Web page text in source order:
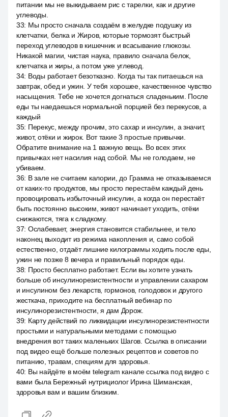
питании мы не выкидываем рис с тарелки, как и другие
углеводы.
33: Мы просто сначала создаём в желудке подушку из
клетчатки, белка и Жиров, которые тормозят быстрый
переход углеводов в кишечник и всасывание глюкозы.
Никакой магии, чистая наука, правило сначала белок,
клетчатка и жиры, а потом уже углевод.
34: Воды работает безотказно. Когда ты так питаешься на
завтрак, обед и ужин. У тебя хорошее, качественное чувство
насыщения. Тебе не хочется догнаться сладеньким. После
еды ты наедаешься нормальной порцией без перекусов, а
каждый
35: Перекус, между прочим, это сахар и инсулин, а значит,
живот, отёки и жирок. Вот такие 3 простые привычки.
Обратите внимание на 1 важную вещь. Во всех этих
привычках нет насилия над собой. Мы не голодаем, не
убиваем.
36: В зале не считаем калории, до Грамма не отказываемся
от каких-то продуктов, мы просто перестаём каждый день
провоцировать избыточный инсулин, а когда он перестаёт
быть постоянно высоким, живот начинает уходить, отёки
снижаются, тяга к сладкому.
37: Ослабевает, энергия становится стабильнее, и тело
наконец выходит из режима накопления и, само собой
естественно, отдаёт лишние килограммы ходить после еды,
ужин не позже 8 вечера и правильный порядок еды.
38: Просто бесплатно работает. Если вы хотите узнать
больше об инсулинорезистентности и управлении сахаром
и инсулином без лекарств, гормонов, голодовок и другого
жесткача, приходите на бесплатный вебинар по
инсулинорезистентности, я дам Дорож.
39: Карту действий по ликвидации инсулинорезистентности
простыми и натуральными методами с помощью
внедрения вот таких маленьких Шагов. Ссылка в описании
под видео ещё больше полезных рецептов и советов по
питанию, травам, специям для здоровья.
40: Вы найдёте в моём telegram канале ссылка под видео с
вами была Бережный нутрициолог Ирина Шиманская,
здоровья вам и вашим близким.